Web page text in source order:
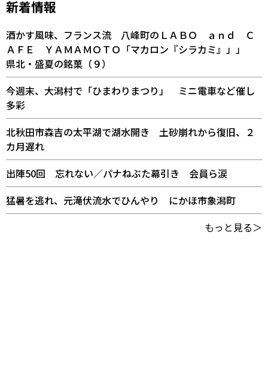
新着情報
酒かす風味、フランス流 八峰町のＬＡＢＯ ａｎｄ Ｃ
ＡＦＥ ＹＡＭＡＭＯＴＯ「マカロン『シラカミ』」」
県北・盛夏の銘菓（９）
今週末、大潟村で「ひまわりまつり」 ミニ電車など催し
多彩
北秋田市森吉の太平湖で湖水開き 土砂崩れから復旧、２
カ月遅れ
出陣50回 忘れない／パナねぶた幕引き 会員ら涙
猛暑を逃れ、元滝伏流水でひんやり にかほ市象潟町
もっと見る＞